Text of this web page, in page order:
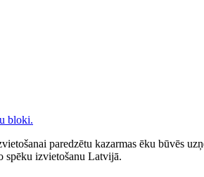
paredzētu kazarmas ēku būvēs
spēku izvietošanu Latvijā.